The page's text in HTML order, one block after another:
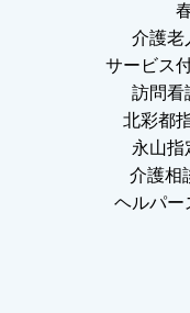
介護老
サービス
訪問看
北彩都
永山指
介護相
ヘルパー